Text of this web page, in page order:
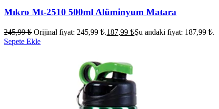
Mıkro Mt-2510 500ml Alüminyum Matara
245,99₺ Orijinal fiyat: 245,99 ₺.187,99 ₺Şu andaki fiyat: 187,99 ₺.
Sepete Ekle